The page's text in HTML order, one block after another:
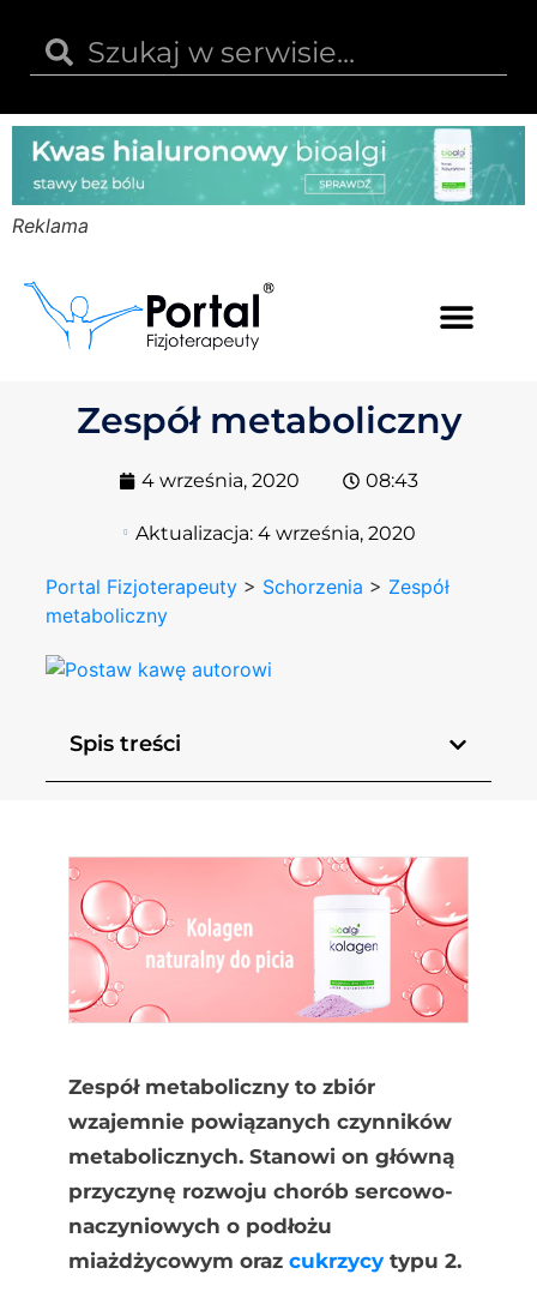
Reklama
Zespół metaboliczny
4 września, 2020 08:43
Aktualizacja: 4 września, 2020
Portal Fizjoterapeuty > Schorzenia > Zespół
metaboliczny
Spis treści
Zespół metaboliczny to zbiór
wzajemnie powiązanych czynników
metabolicznych. Stanowi on główną
przyczynę rozwoju chorób sercowo-
naczyniowych o podłożu
miażdżycowym oraz cukrzycytypu 2.